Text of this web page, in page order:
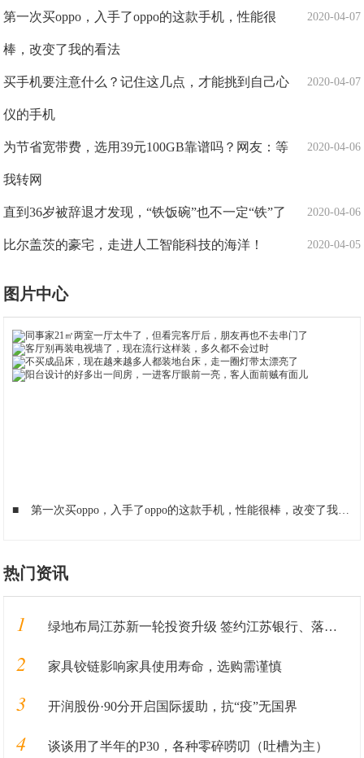
2020-04-07
第一次买oppo，入手了oppo的这款手机，性能很
棒，改变了我的看法
2020-04-07
买手机要注意什么？记住这几点，才能挑到自己心
仪的手机
2020-04-06
为节省宽带费，选用39元100GB靠谱吗？网友：等
我转网
2020-04-06
直到36岁被辞退才发现，“铁饭碗”也不一定“铁”了
2020-04-05
比尔盖茨的豪宅，走进人工智能科技的海洋！
图片中心
■ 第一次买oppo，入手了oppo的这款手机，性能很棒，改变了我的看法
热门资讯
1 绿地布局江苏新一轮投资升级 签约江苏银行、落地重大产业
2 家具铰链影响家具使用寿命，选购需谨慎
3 开润股份·90分开启国际援助，抗“疫”无国界
4 谈谈用了半年的P30，各种零碎唠叨（吐槽为主）